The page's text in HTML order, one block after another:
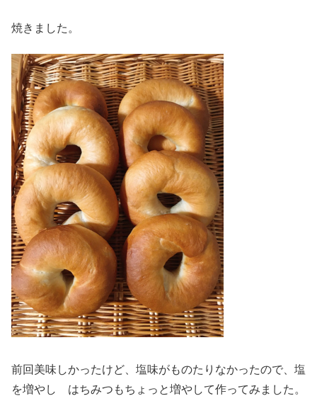
焼きました。
前回美味しかったけど、塩味がものたりなかったので、塩
を増やし はちみつもちょっと増やして作ってみました。